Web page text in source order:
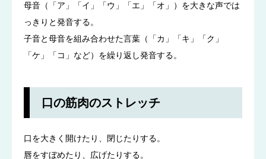
母音（「ア」「イ」「ウ」「エ」「オ」）を大きな声では
っきりと発音する。
子音と母音を組み合わせた言葉（「カ」「キ」「ク」
「ケ」「コ」など）を繰り返し発音する。
口の筋肉のストレッチ
口を大きく開けたり、閉じたりする。
唇をすぼめたり、広げたりする。